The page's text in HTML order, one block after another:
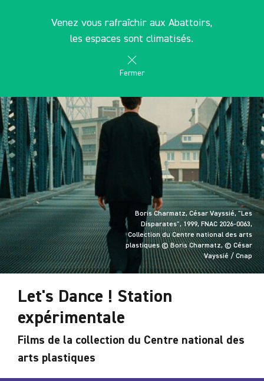
Venez vous rafraîchir aux Abattoirs,
les espaces sont climatisés.
Fermer
les Abattoirs Musée - Frac Occitanie Toulouse
FR
Boris Charmatz, César Vayssié, "Les
Disparates", 1999, FNAC 2026-0063,
Collection du Centre national des arts
plastiques © Boris Charmatz, © César
Vayssié / Cnap
Let's Dance ! Station
expérimentale
Films de la collection du Centre national des
arts plastiques